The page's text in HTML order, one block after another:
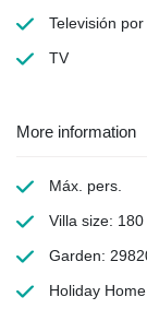
Televisión
TV
More information
Máx. pers.
Villa size: 180
Garden:
Holiday